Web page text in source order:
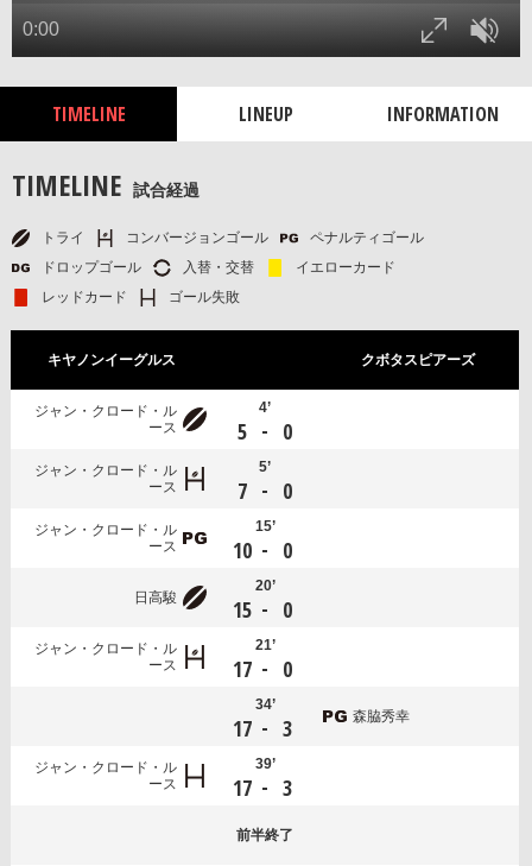
TIMELINE LINEUP INFORMATION
TIMELINE 試合経過
トライ コンバージョンゴール
ペナルティゴール
ドロップゴール
入替・交替
イエローカード
レッドカード
ゴール失敗
キヤノンイーグルス クボタスピアーズ
ジャン・クロード・ル
ース
4’
5 - 0
ジャン・クロード・ル
ース
5’
7 - 0
ジャン・クロード・ル
ース
15’
10 - 0
日高駿
20’
15 - 0
ジャン・クロード・ル
ース
21’
17 - 0
34’
17 - 3 森脇秀幸
ジャン・クロード・ル
ース
39’
17 - 3
前半終了